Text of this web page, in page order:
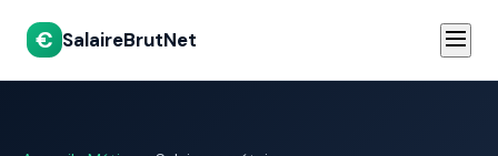
€ SalaireBrutNet